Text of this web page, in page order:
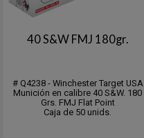
40 S&W FMJ 180gr.
# Q4238 - Winchester Target USA
Munición en calibre 40 S&W. 180
Grs. FMJ Flat Point
Caja de 50 unids.